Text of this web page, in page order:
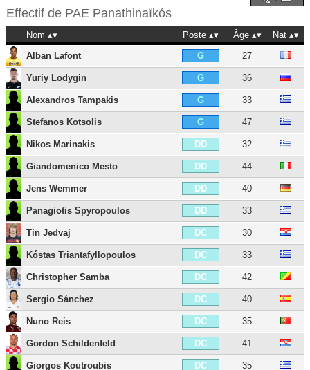
Effectif de PAE Panathinaïkós
Nom Poste Âge
Nat
Alban Lafont
G 27
Yuriy Lodygin G 36
Alexandros Tampakis G 33
Stefanos Kotsolis G 47
Nikos Marinakis DD 32
Giandomenico Mesto DD 44
Jens Wemmer DD 40
Panagiotis Spyropoulos DD 33
Tin Jedvaj DC 30
Kóstas Triantafyllopoulos DC 33
Christopher Samba DC 42
Sergio Sánchez DC 40
Nuno Reis DC 35
Gordon Schildenfeld DC 41
Giorgos Koutroubis DC 35